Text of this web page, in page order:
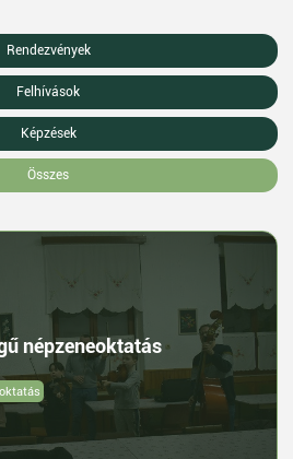
Rendezvények
Felhívások
Képzések
Összes
népzeneoktatás